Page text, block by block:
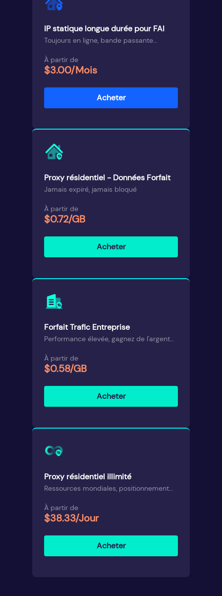
IP statique longue durée pour FAI
Toujours en ligne, bande passante
À partir de
$3.00/Mois
Acheter
Proxy résidentiel - Données Forfait
Jamais expiré, jamais bloqué
À partir de
$0.72/GB
Acheter
Forfait Trafic Entreprise
Performance élevée, gagnez de l'argent
À partir de
$0.58/GB
Acheter
Proxy résidentiel illimité
Ressources mondiales, positionnement
À partir de
$38.33/Jour
Acheter